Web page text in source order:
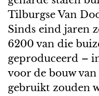
Tilburgse Van
Sinds eind jaren
6200 van die
geproduceerd –
voor de bouw
gebruikt zouden